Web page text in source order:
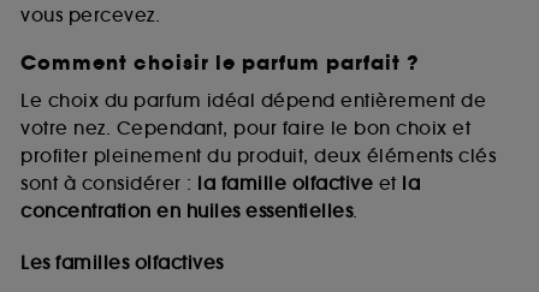
vous percevez.
Comment choisir le parfum parfait ?
Le choix du parfum idéal dépend entièrement de
votre nez. Cependant, pour faire le bon choix et
profiter pleinement du produit, deux éléments clés
sont à considérer : la famille olfactive et la
concentration en huiles essentielles.
Les familles olfactives
A l'exception des cookies techniques, le dépôt et la
lecture de ces traceurs requiert votre accord. Vous
pouvez personnaliser vos choix concernant le dépôt
de ces cookies grâce au bouton "personnaliser mes
choix" ci-dessous ou décider de "tout accepter".
Sephora pourra associer les informations de
navigation collectées par ces Cookies, pour les
collectées ou générées lors de votre activité en ligne